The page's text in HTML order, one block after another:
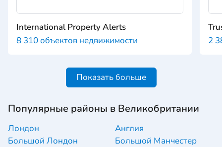
International Property Alerts
8 310 объектов недвижимости
2
Показать больше
Популярные районы в Великобритании
Лондон
Англия
Большой Лондон
Большой Манчестер